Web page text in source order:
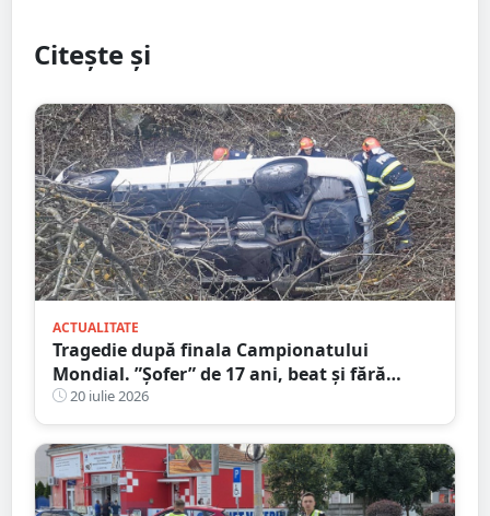
Citește și
ACTUALITATE
Tragedie după finala Campionatului
Mondial. ”Șofer” de 17 ani, beat și fără
permis! Un adolescent de 17 ani a murit,
duba s-a răsturnat
20 iulie 2026